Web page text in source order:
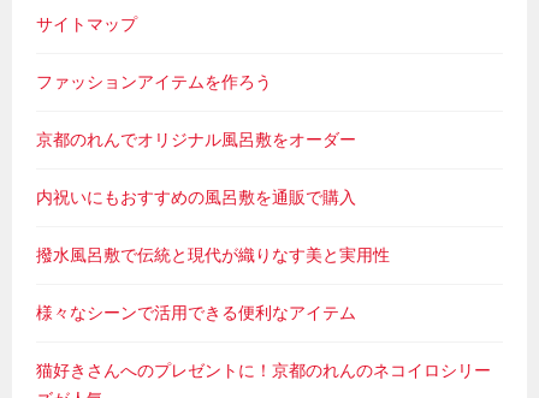
サイトマップ
ファッションアイテムを作ろう
京都のれんでオリジナル風呂敷をオーダー
内祝いにもおすすめの風呂敷を通販で購入
撥水風呂敷で伝統と現代が織りなす美と実用性
様々なシーンで活用できる便利なアイテム
猫好きさんへのプレゼントに！京都のれんのネコイロシリー